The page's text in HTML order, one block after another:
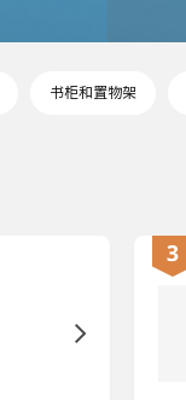
书柜和置物架